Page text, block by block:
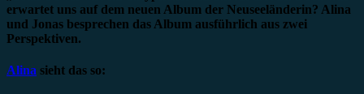
erwartet uns auf dem neuen Album der Neuseeländerin? Alina
und Jonas besprechen das Album ausführlich aus zwei
Perspektiven.
Alina sieht das so: